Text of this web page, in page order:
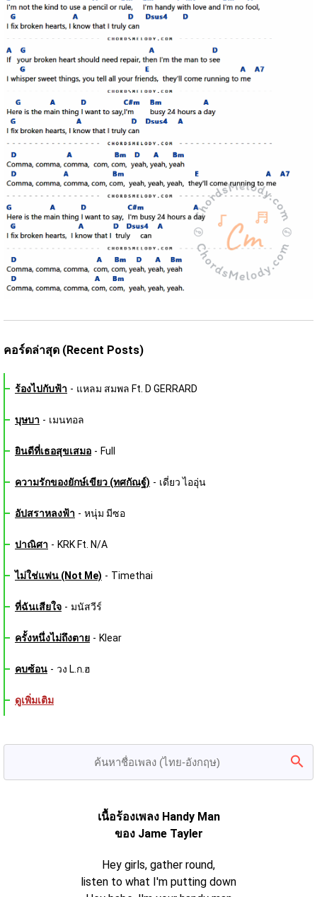
คอร์ดล่าสุด (Recent Posts)
ร้องไปกับฟ้า - แหลม สมพล Ft. D GERRARD
บุษบา - เมนทอล
ยินดีที่เธอสุขเสมอ - Full
ความรักของยักษ์เขียว (ทศกัณฐ์) - เดี่ยว ไออุ่น
อัปสราหลงฟ้า - หนุ่ม มีซอ
ปาณิศา - KRK Ft. N/A
ไม่ใช่แฟน (Not Me) - Timethai
ที่ฉันเสียใจ - มนัสวีร์
ครั้งหนึ่งไม่ถึงตาย - Klear
คบซ้อน - วง L.ก.ฮ
ดูเพิ่มเติม
เนื้อร้องเพลง Handy Man
ของ Jame Tayler
Hey girls, gather round,
listen to what I'm putting down